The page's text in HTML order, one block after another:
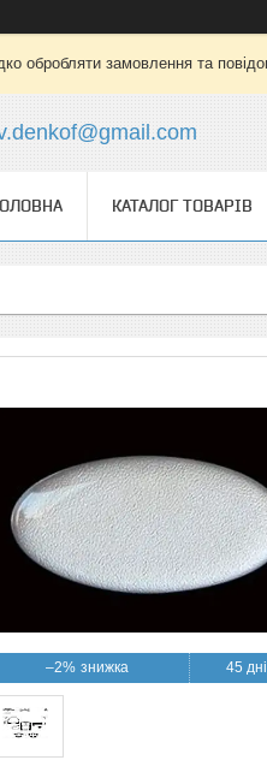
обробляти замовлення та
КАТАЛОГ ТОВАРІВ
–2% 45